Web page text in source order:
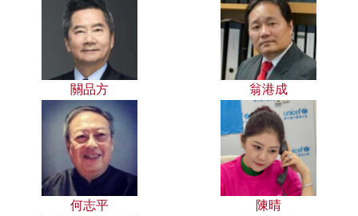
關品方 翁港成
何志平 陳晴